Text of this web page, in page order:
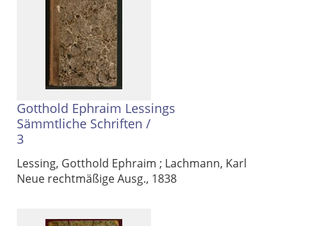
Gotthold Ephraim Lessings
Sämmtliche Schriften /
3
Lessing, Gotthold Ephraim ; Lachmann, Karl
Neue rechtmäßige Ausg., 1838